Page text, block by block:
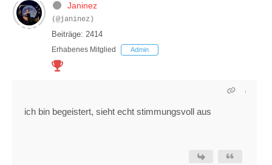
Janinez
(@janinez)
Beiträge: 2414
Erhabenes Mitglied Admin
ich bin begeistert, sieht echt stimmungsvoll aus